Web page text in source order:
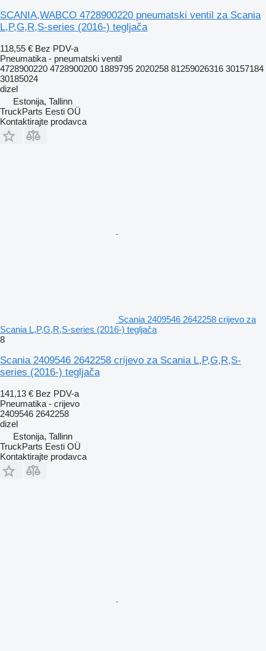
SCANIA,WABCO 4728900220 pneumatski ventil za Scania
L,P,G,R,S-series (2016-) tegljača
118,55 € Bez PDV-a
Pneumatika - pneumatski ventil
4728900220 4728900200 1889795 2020258 81259026316 30157184
30185024
dizel
Estonija, Tallinn
TruckParts Eesti OÜ
Kontaktirajte prodavca
Scania 2409546 2642258 crijevo za
Scania L,P,G,R,S-series (2016-) tegljača
8
Scania 2409546 2642258 crijevo za Scania L,P,G,R,S-
series (2016-) tegljača
141,13 € Bez PDV-a
Pneumatika - crijevo
2409546 2642258
dizel
Estonija, Tallinn
TruckParts Eesti OÜ
Kontaktirajte prodavca